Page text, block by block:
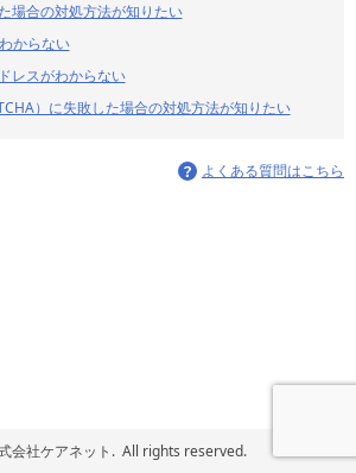
場合の対処方法が知りたい
からない
レスがわからない
）に失敗した場合の対処方法が知りたい
よくある質問はこちら
会社ケアネット. All rights reserved.